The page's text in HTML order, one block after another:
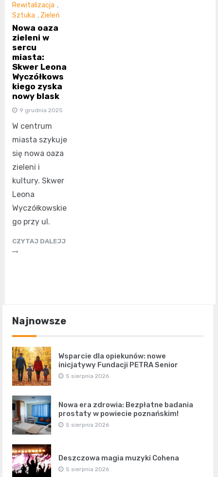
Rewitalizacja ,
Sztuka , Zieleń
Nowa oaza
zieleni w
sercu
miasta:
Skwer Leona
Wyczółkows
kiego zyska
nowy blask
9 grudnia 2025
W centrum
miasta szykuje
się nowa oaza
zieleni i
kultury. Skwer
Leona
Wyczółkowskie
go przy ul.
CZYTAJ DALEJJ
Najnowsze
Wsparcie dla opiekunów: nowe
inicjatywy Fundacji PETRA Senior
5 sierpnia 2026
Nowa era zdrowia: Bezpłatne badania
prostaty w powiecie poznańskim!
5 sierpnia 2026
Deszczowa magia muzyki Cohena
5 sierpnia 2026